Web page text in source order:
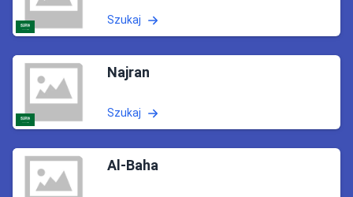
Szukaj
Najran
Szukaj
Al-Baha